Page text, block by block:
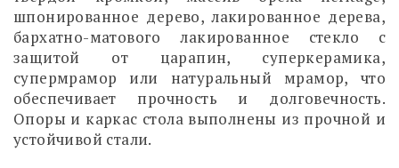
шпонированное дерево, лакированное дерева,
бархатно-матового лакированное стекло с
защитой от царапин, суперкерамика,
супермрамор или натуральный мрамор, что
обеспечивает прочность и долговечность.
Опоры и каркас стола выполнены из прочной и
устойчивой стали.